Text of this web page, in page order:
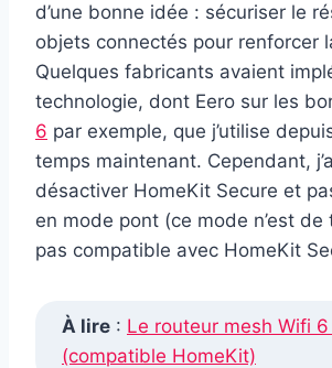
d’une bonne idée : sécuriser le
objets connectés pour renforcer
Quelques fabricants avaient
technologie, dont Eero sur les
6 par exemple, que j’utilise
temps maintenant. Cependant,
désactiver HomeKit Secure et
en mode pont (ce mode n’est de
pas compatible avec HomeKit
À lire : Le routeur mesh Wifi
(compatible HomeKit)